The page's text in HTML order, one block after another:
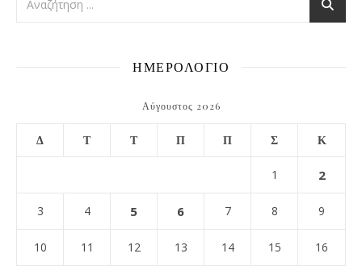
ΗΜΕΡΟΛΟΓΙΟ
Αύγουστος 2026
Δ Τ Τ Π Π Σ Κ
1 2
3 4 5 6 7 8 9
10 11 12 13 14 15 16